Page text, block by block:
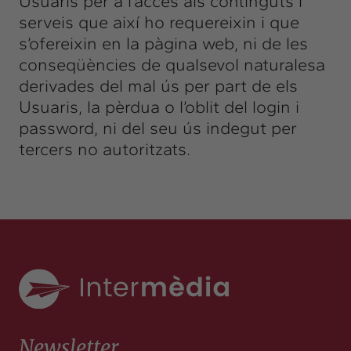
serveis que així ho requereixin i que
s’ofereixin en la pàgina web, ni de les
conseqüències de qualsevol naturalesa
derivades del mal ús per part de els
Usuaris, la pèrdua o l’oblit del login i
password, ni del seu ús indegut per
tercers no autoritzats.